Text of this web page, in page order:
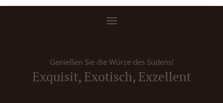
Genießen Sie die Würze des Südens!
Exquisit, Exotisch, Exzellent